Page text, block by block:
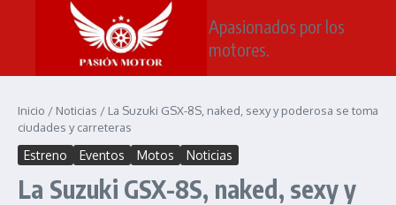
Saltar al contenido
Apasionados por los
motores.
Inicio / Noticias / La Suzuki GSX-8S, naked, sexy y poderosa se toma
ciudades y carreteras
Estreno Eventos Motos Noticias
La Suzuki GSX-8S, naked, sexy y